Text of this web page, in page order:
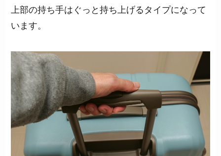
上部の持ち手はぐっと持ち上げるタイプになって
います。